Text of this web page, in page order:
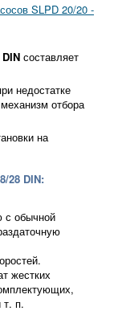
SLPD 20/20 -
составляет
недостатке
отбора
на
DIN:
с обычной
жестких
т. п.